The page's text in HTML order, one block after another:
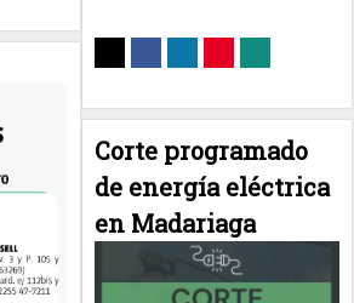
Corte programado
de energía eléctrica
en Madariaga